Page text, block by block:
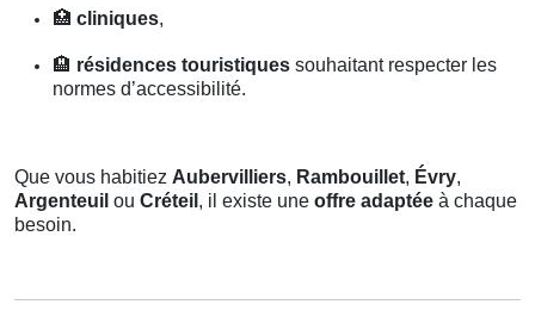
🏥 cliniques,
🏨 résidences touristiques souhaitant respecter les
normes d’accessibilité.
Que vous habitiez Aubervilliers, Rambouillet, Évry,
Argenteuil ou Créteil , il existe une offre adaptée à chaque
besoin.